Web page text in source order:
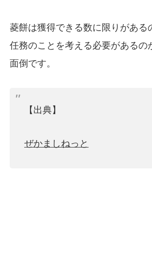
菱餅は獲得できる数に限りがある
任務のことを考える必要があるの
面倒です。
【出典】
ぜかましねっと